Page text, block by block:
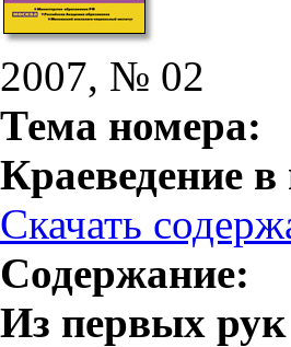
2007, № 02
Тема номера:
Краеведение
Скачать
Содержание:
Из первых рук